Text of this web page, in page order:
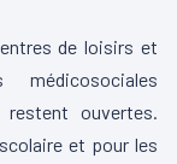
de loisirs et
restent ouvertes.
et pour les